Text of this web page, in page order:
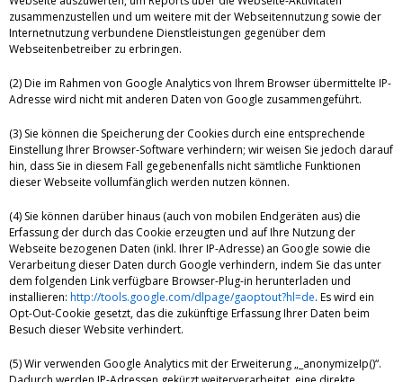
zusammenzustellen und um weitere mit der Webseitennutzung sowie der
Internetnutzung verbundene Dienstleistungen gegenüber dem
Webseitenbetreiber zu erbringen.
(2) Die im Rahmen von Google Analytics von Ihrem Browser übermittelte IP-
Adresse wird nicht mit anderen Daten von Google zusammengeführt.
(3) Sie können die Speicherung der Cookies durch eine entsprechende
Einstellung Ihrer Browser-Software verhindern; wir weisen Sie jedoch darauf
hin, dass Sie in diesem Fall gegebenenfalls nicht sämtliche Funktionen
dieser Webseite vollumfänglich werden nutzen können.
(4) Sie können darüber hinaus (auch von mobilen Endgeräten aus) die
Erfassung der durch das Cookie erzeugten und auf Ihre Nutzung der
Webseite bezogenen Daten (inkl. Ihrer IP-Adresse) an Google sowie die
Verarbeitung dieser Daten durch Google verhindern, indem Sie das unter
dem folgenden Link verfügbare Browser-Plug-in herunterladen und
installieren: http://tools.google.com/dlpage/gaoptout?hl=de. Es wird ein
Opt-Out-Cookie gesetzt, das die zukünftige Erfassung Ihrer Daten beim
Besuch dieser Website verhindert.
(5) Wir verwenden Google Analytics mit der Erweiterung „_anonymizeIp()“.